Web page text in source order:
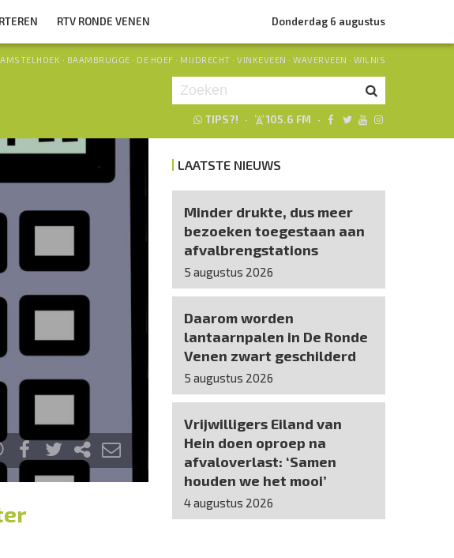
RTV RONDE VENEN Donderdag 6 augustus
AMSTELHOEK · BAAMBRUGGE · DE HOEF · MIJDRECHT · VINKEVEEN · WAVERVEEN · WILNIS
TIPS?! · 105.6 FM ·
LAATSTE NIEUWS
Minder drukte, dus meer
bezoeken toegestaan aan
afvalbrengstations
5 augustus 2026
Daarom worden
lantaarnpalen in De Ronde
Venen zwart geschilderd
5 augustus 2026
Vrijwilligers Eiland van
Hein doen oproep na
afvaloverlast: ‘Samen
houden we het mooi’
4 augustus 2026